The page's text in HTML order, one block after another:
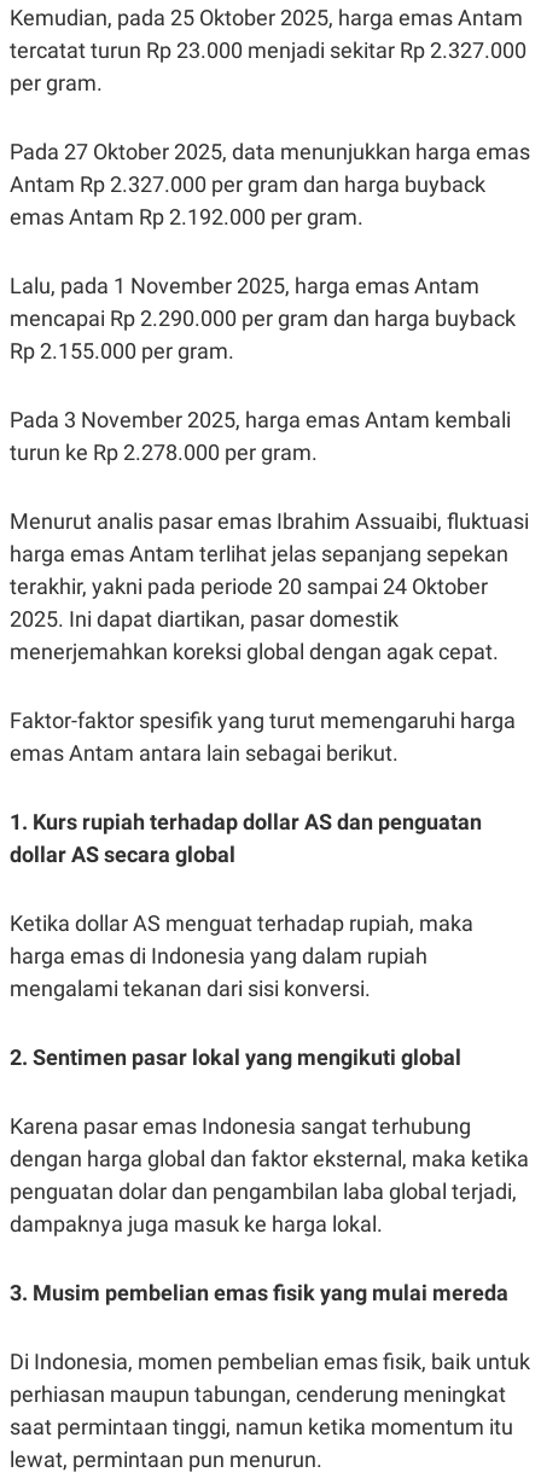
Kemudian, pada 25 Oktober 2025, harga emas Antam
tercatat turun Rp 23.000 menjadi sekitar Rp 2.327.000
per gram.
Pada 27 Oktober 2025, data menunjukkan harga emas
Antam Rp 2.327.000 per gram dan harga buyback
emas Antam Rp 2.192.000 per gram.
Lalu, pada 1 November 2025, harga emas Antam
mencapai Rp 2.290.000 per gram dan harga buyback
Rp 2.155.000 per gram.
Pada 3 November 2025, harga emas Antam kembali
turun ke Rp 2.278.000 per gram.
Menurut analis pasar emas Ibrahim Assuaibi, fluktuasi
harga emas Antam terlihat jelas sepanjang sepekan
terakhir, yakni pada periode 20 sampai 24 Oktober
2025. Ini dapat diartikan, pasar domestik
menerjemahkan koreksi global dengan agak cepat.
Faktor-faktor spesifik yang turut memengaruhi harga
emas Antam antara lain sebagai berikut.
1. Kurs rupiah terhadap dollar AS dan penguatan
dollar AS secara global
Ketika dollar AS menguat terhadap rupiah, maka
harga emas di Indonesia yang dalam rupiah
mengalami tekanan dari sisi konversi.
2. Sentimen pasar lokal yang mengikuti global
Karena pasar emas Indonesia sangat terhubung
dengan harga global dan faktor eksternal, maka ketika
penguatan dolar dan pengambilan laba global terjadi,
dampaknya juga masuk ke harga lokal.
3. Musim pembelian emas fisik yang mulai mereda
Di Indonesia, momen pembelian emas fisik, baik untuk
perhiasan maupun tabungan, cenderung meningkat
saat permintaan tinggi, namun ketika momentum itu
lewat, permintaan pun menurun.